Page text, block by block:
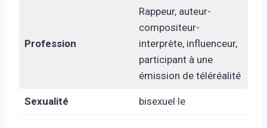
Profession
Rappeur, auteur-
compositeur-
interprète, influenceur,
participant à une
émission de téléréalité
Sexualité bisexuel·le